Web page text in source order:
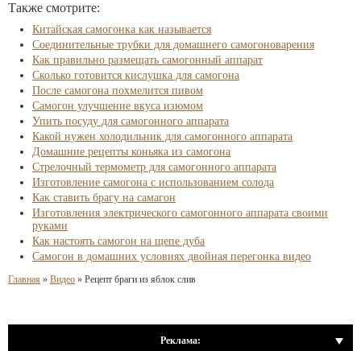
Также смотрите:
Китайская самогонка как называется
Соединительные трубки для домашнего самогоноварения
Как правильно размещать самогонный аппарат
Сколько готовится кислушка для самогона
После самогона похмелится пивом
Самогон улучшение вкуса изюмом
Упить посуду для самогонного аппарата
Какой нужен холодильник для самогонного аппарата
Домашние рецепты коньяка из самогона
Стрелочный термометр для самогонного аппарата
Изготовление самогона с использованием солода
Как ставить брагу на самагон
Изготовления электрического самогонного аппарата своими
руками
Как настоять самогон на щепе дуба
Самогон в домашних условиях двойная перегонка видео
Главная » Видео » Рецепт браги из яблок слив
Реклама: